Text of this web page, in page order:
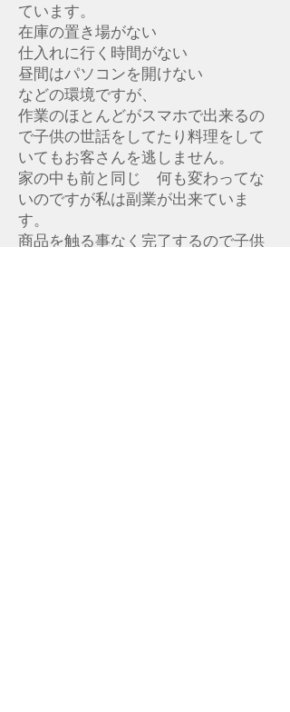
ています。
在庫の置き場がない
仕入れに行く時間がない
昼間はパソコンを開けない
などの環境ですが、
作業のほとんどがスマホで出来るの
で子供の世話をしてたり料理をして
いてもお客さんを逃しません。
家の中も前と同じ 何も変わってな
いのですが私は副業が出来ていま
す。
商品を触る事なく完了するので子供